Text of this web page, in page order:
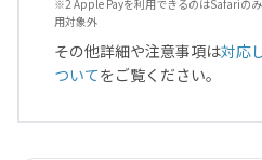
※2 Apple Payを利用できるのはSafariの
用対象外
その他詳細や注意事項は対応
ついてをご覧ください。